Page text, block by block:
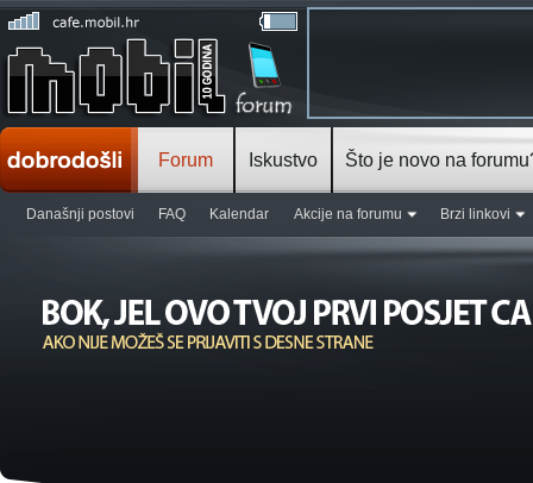
Forum
Današnji postovi FAQ Kalendar Akcije na forumu Brzi linkovi
Iskustvo Što je novo na